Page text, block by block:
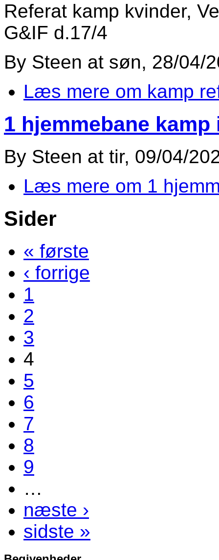
Referat kamp kvinder,
G&IF d.17/4
By Steen at søn, 28/04/
Læs mere om kamp
1 hjemmebane kamp
By Steen at tir, 09/04/
Læs mere om 1
Sider
« første
‹ forrige
1
2
3
4
5
6
7
8
9
…
næste ›
sidste »